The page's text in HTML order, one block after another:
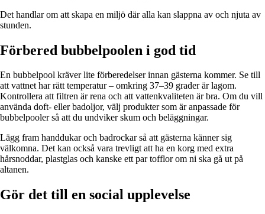
Det handlar om att skapa en miljö där alla kan slappna av och njuta av
stunden.
Förbered bubbelpoolen i god tid
En bubbelpool kräver lite förberedelser innan gästerna kommer. Se till
att vattnet har rätt temperatur – omkring 37–39 grader är lagom.
Kontrollera att filtren är rena och att vattenkvaliteten är bra. Om du vill
använda doft- eller badoljor, välj produkter som är anpassade för
bubbelpooler så att du undviker skum och beläggningar.
Lägg fram handdukar och badrockar så att gästerna känner sig
välkomna. Det kan också vara trevligt att ha en korg med extra
hårsnoddar, plastglas och kanske ett par tofflor om ni ska gå ut på
altanen.
Gör det till en social upplevelse